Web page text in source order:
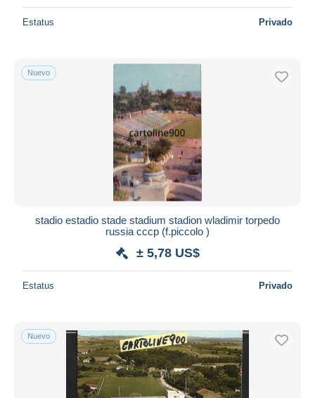
Estatus Privado
Nuevo
stadio estadio stade stadium stadion wladimir torpedo
russia cccp (f.piccolo )
± 5,78 US$
Estatus Privado
Nuevo